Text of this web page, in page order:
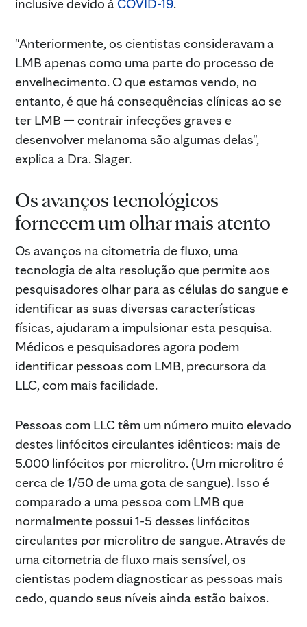
inclusive devido àCOVID-19.
"Anteriormente, os cientistas consideravam a
LMB apenas como uma parte do processo de
envelhecimento. O que estamos vendo, no
entanto, é que há consequências clínicas ao se
ter LMB — contrair infecções graves e
desenvolver melanoma são algumas delas",
explica a Dra. Slager.
Os avanços tecnológicos
fornecem um olhar mais atento
Os avanços na citometria de fluxo, uma
tecnologia de alta resolução que permite aos
pesquisadores olhar para as células do sangue e
identificar as suas diversas características
físicas, ajudaram a impulsionar esta pesquisa.
Médicos e pesquisadores agora podem
identificar pessoas com LMB, precursora da
LLC, com mais facilidade.
Pessoas com LLC têm um número muito elevado
destes linfócitos circulantes idênticos: mais de
5.000 linfócitos por microlitro. (Um microlitro é
cerca de 1/50 de uma gota de sangue). Isso é
comparado a uma pessoa com LMB que
normalmente possui 1-5 desses linfócitos
circulantes por microlitro de sangue. Através de
uma citometria de fluxo mais sensível, os
cientistas podem diagnosticar as pessoas mais
cedo, quando seus níveis ainda estão baixos.